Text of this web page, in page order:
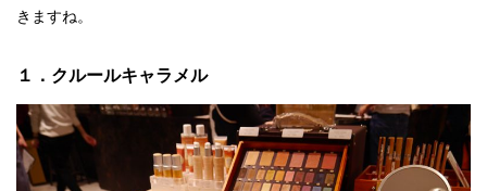
きますね。
１．クルールキャラメル